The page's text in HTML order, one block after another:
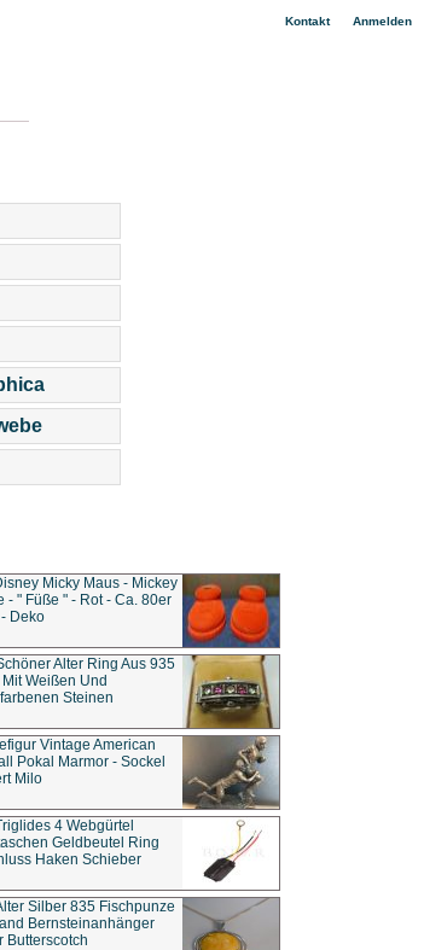
Kontakt| Anmelden
Micky Maus - Mickey
- " Füße " - Rot - Ca. 80er
Deko
Alter Ring Aus 935
Weißen Und
Steinen
Vintage American
Pokal Marmor - Sockel
Milo
4 Webgürtel
Geldbeutel Ring
Haken Schieber
Silber 835 Fischpunze
Bernsteinanhänger
Butterscotch